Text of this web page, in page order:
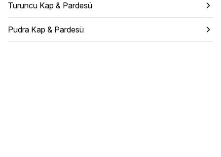
Turuncu Kap & Pardesü
Pudra Kap & Pardesü